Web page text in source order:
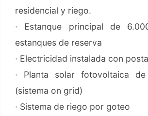
residencial y riego.
· Estanque principal de
estanques de reserva
· Electricidad instalada con
· Planta solar fotovoltaica
(sistema on grid)
· Sistema de riego por goteo